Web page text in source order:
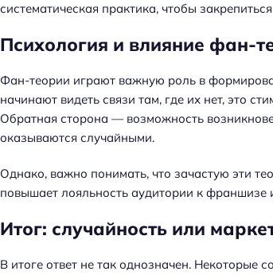
систематическая практика, чтобы
Психология и влияние фан-
Фан-теории играют важную роль в
начинают видеть связи там, где их нет, это
Обратная сторона — возможность
оказываются случайными.
Однако, важно понимать, что зачастую эти
повышает лояльность аудитории к франшизе
Итог: случайность или
В итоге ответ не так однозначен. Некоторые